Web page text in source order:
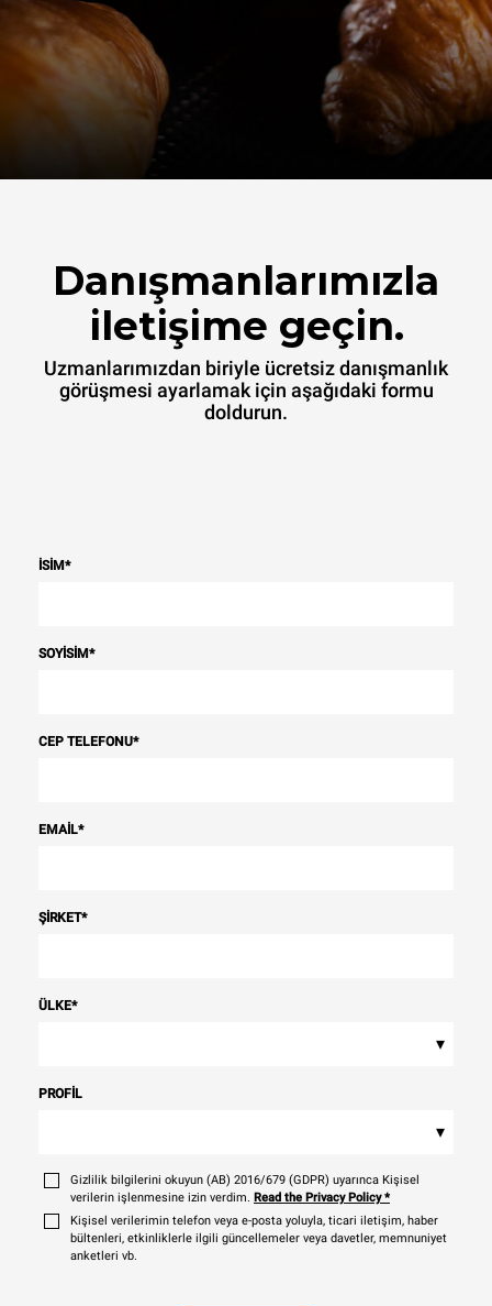
Danışmanlarımızla
iletişime geçin.
Uzmanlarımızdan biriyle ücretsiz danışmanlık
görüşmesi ayarlamak için aşağıdaki formu
doldurun.
İSIM*
SOYISIM*
CEP TELEFONU*
EMAIL*
ŞIRKET*
ÜLKE*
▾
PROFIL
▾
Gizlilik bilgilerini okuyun (AB) 2016/679 (GDPR) uyarınca Kişisel
verilerin işlenmesine izin verdim. Read the Privacy Policy*
Kişisel verilerimin telefon veya e-posta yoluyla, ticari iletişim, haber
bültenleri, etkinliklerle ilgili güncellemeler veya davetler, memnuniyet
anketleri vb.